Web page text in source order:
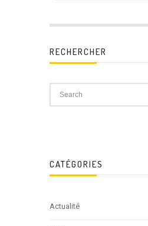
RECHERCHER
CATÉGORIES
Actualité